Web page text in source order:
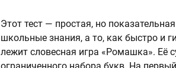
Этот тест — простая, но
школьные знания, а то, как быстро и
лежит словесная игра «Ромашка». Её